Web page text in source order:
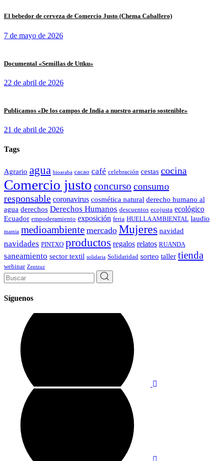
El bebedor de cerveza de Comercio Justo (Chema Caballero)
7 de mayo de 2026
Documental «Semillas de Uttku»
22 de abril de 2026
Publicamos «De los campos de India a nuestro armario sostenible»
21 de abril de 2026
Tags
Agrario agua bioaraba cacao café celebración cestas cocina
Comercio justo concurso consumo
responsable coronavirus cosmética natural derecho humano al
agua derechos Derechos Humanos descuentos ecojusta ecológico
Ecuador empoderamiento exposición feria HUELLA AMBIENTAL laudio
mamia medioambiente mercado Mujeres navidad
navidades PINTXO productos regalos relatos RUANDA
saneamiento sector textil solidaria Solidaridad sorteo taller tienda
webinar Zentzuz
Search
for:
Síguenos